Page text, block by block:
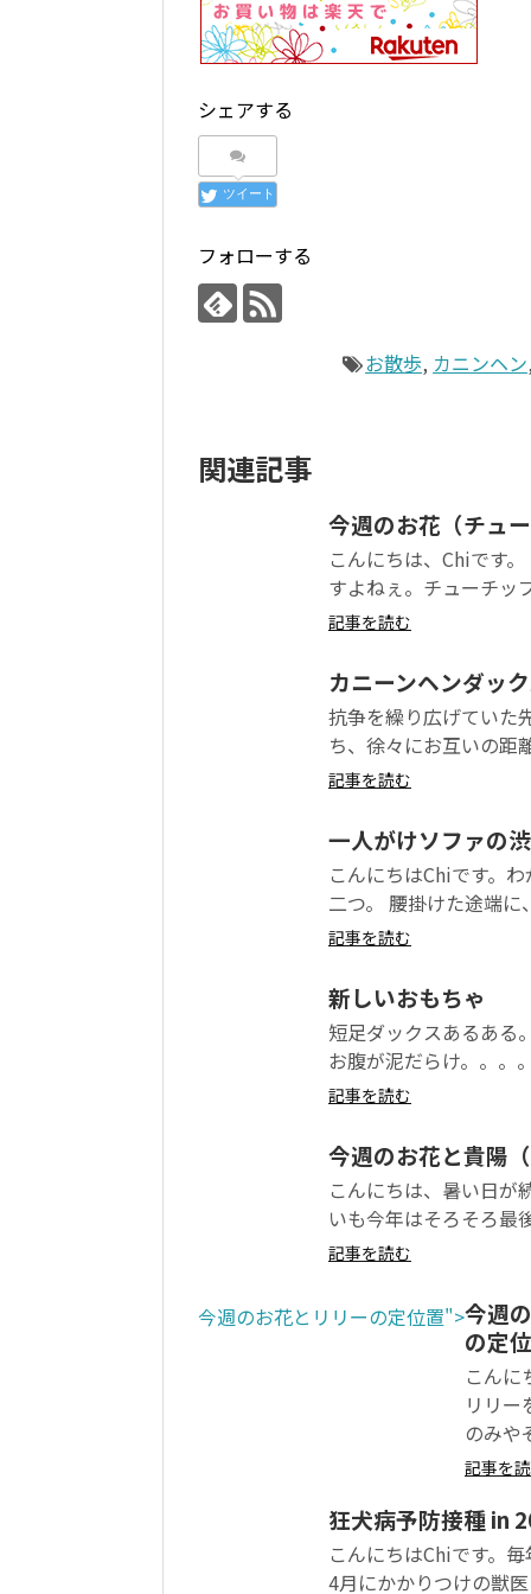
シェアする
ツイート
フォローする
お散歩, カニンヘン
関連記事
今週のお花（チュ
こんにちは、Chiです
すよねぇ。チューチッ
記事を読む
カニーンヘンダッ
抗争を繰り広げていた
ち、徐々にお互いの距
記事を読む
一人がけソファの
こんにちはChiです。
二つ。 腰掛けた途端
記事を読む
新しいおもちゃ
短足ダックスあるある
お腹が泥だらけ。。。
記事を読む
今週のお花と貴陽
こんにちは、暑い日が
いも今年はそろそろ最
記事を読む
今週のお花とリリーの定位置">今週
の定
こんに
リリー
のみや
記事を
狂犬病予防接種 in
こんにちはChiです。
4月にかかりつけの獣